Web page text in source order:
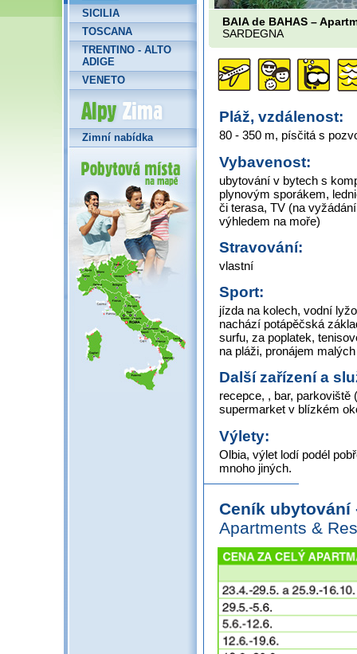
BAIA de BAHAS –
SARDEGNA
Pláž, vzdálenost:
80 - 350 m, písčitá s
Vybavenost:
ubytování v bytech s
plynovým sporákem,
či terasa, TV (na
výhledem na moře)
Stravování:
vlastní
Sport:
jízda na kolech, vodní
nachází potápěčská
surfu, za poplatek,
na pláži, pronájem
Další zařízení a
recepce, , bar,
supermarket v blízkém
Výlety:
Olbia, výlet lodí podél
mnoho jiných.
Ceník
Apartments &
SICILIA
TOSCANA
TRENTINO - ALTO
ADIGE
VENETO
Alpy Zima
Zimní nabídka